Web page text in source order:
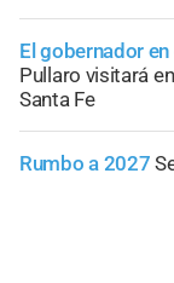
El gobernador
Pullaro visitará
Santa Fe
Rumbo a 2027